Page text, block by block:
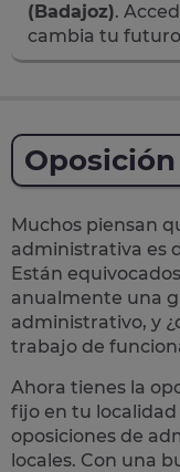
(Badajoz).
cambia tu
Muchos piensan
administrativa es
Están
anualmente una
administrativo, y
trabajo de
Ahora tienes la
fijo en tu
oposiciones de
locales. Con una